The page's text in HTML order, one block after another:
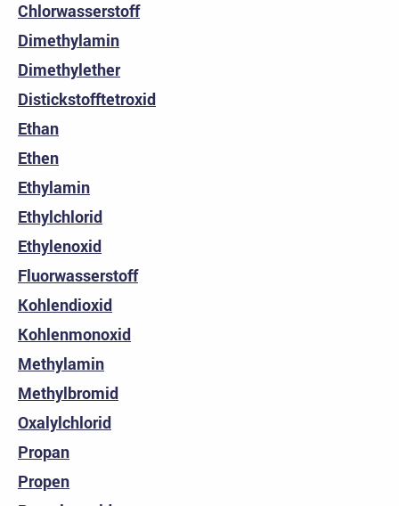
Chlorwasserstoff
Dimethylamin
Dimethylether
Distickstofftetroxid
Ethan
Ethen
Ethylamin
Ethylchlorid
Ethylenoxid
Fluorwasserstoff
Kohlendioxid
Kohlenmonoxid
Methylamin
Methylbromid
Oxalylchlorid
Propan
Propen